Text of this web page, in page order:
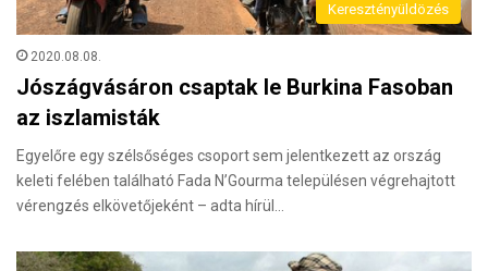
Keresztényüldözés
2020.08.08.
Jószágvásáron csaptak le Burkina Fasoban
az iszlamisták
Egyelőre egy szélsőséges csoport sem jelentkezett az ország
keleti felében található Fada N’Gourma településen végrehajtott
vérengzés elkövetőjeként – adta hírül…